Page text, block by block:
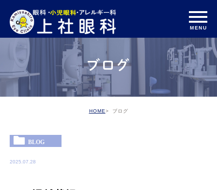
ブログ
HOME ブログ
BLOG
2025.07.28